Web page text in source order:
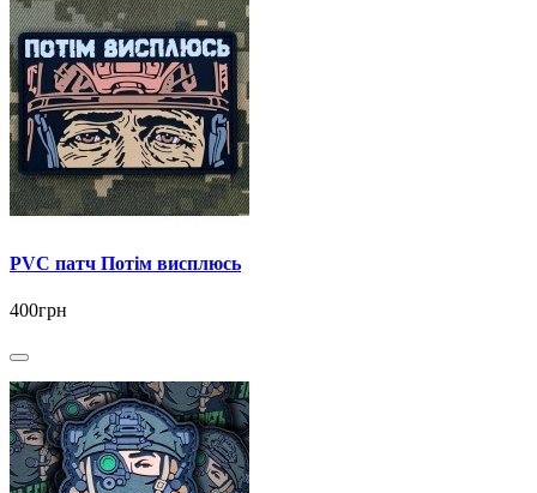
PVC патч Потім висплюсь
400грн